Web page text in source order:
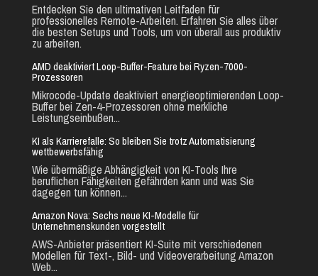
Entdecken Sie den ultimativen Leitfaden für
professionelles Remote-Arbeiten. Erfahren Sie alles über
die besten Setups und Tools, um von überall aus produktiv
zu arbeiten.
AMD deaktiviert Loop-Buffer-Feature bei Ryzen-7000-
Prozessoren
Mikrocode-Update deaktiviert energieoptimierenden Loop-
Buffer bei Zen-4-Prozessoren ohne merkliche
Leistungseinbußen...
KI als Karrierefalle: So bleiben Sie trotz Automatisierung
wettbewerbsfähig
Wie übermäßige Abhängigkeit von KI-Tools Ihre
beruflichen Fähigkeiten gefährden kann und was Sie
dagegen tun können...
Amazon Nova: Sechs neue KI-Modelle für
Unternehmenskunden vorgestellt
AWS-Anbieter präsentiert KI-Suite mit verschiedenen
Modellen für Text-, Bild- und Videoverarbeitung Amazon
Web...